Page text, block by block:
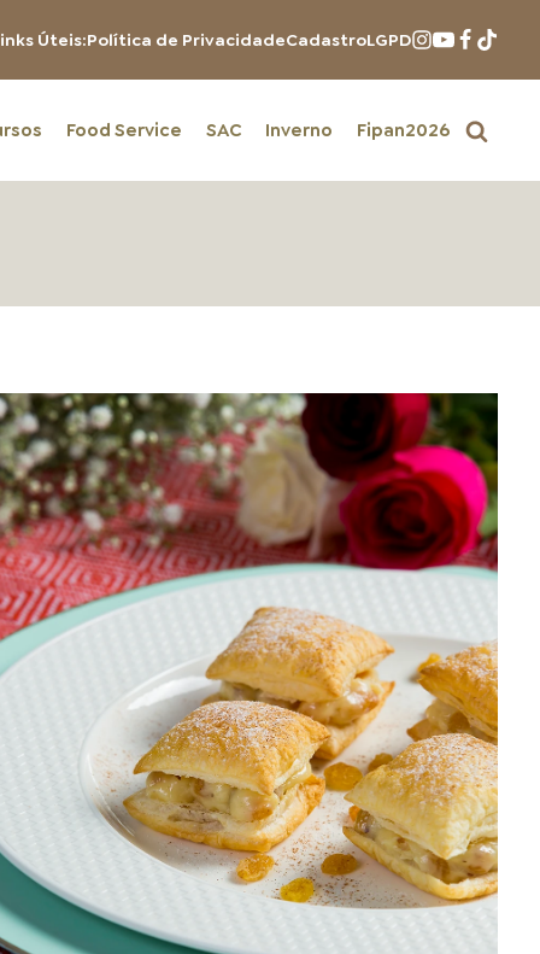
Úteis:Política de PrivacidadeCadastroLGPD
Food Service SAC Inverno Fipan2026
DISTRIBUIDORES E REPRESENTANTES
AGENDA DE CURSOS
ACESSO PARA PARCEIROS